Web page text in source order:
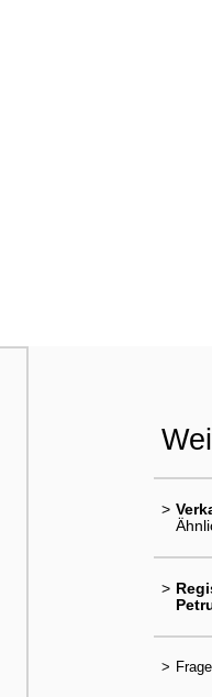
>
>
>